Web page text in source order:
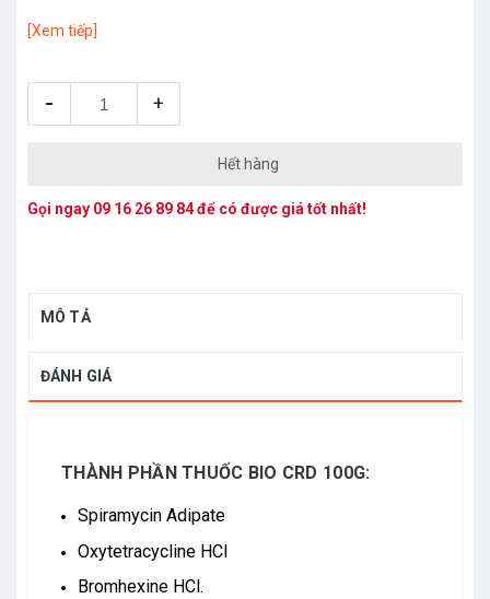
[Xem tiếp]
- +
Hết hàng
Gọi ngay 09 16 26 89 84để có được giá tốt nhất!
MÔ TẢ
ĐÁNH GIÁ
THÀNH PHẦN THUỐC BIO CRD 100G:
Spiramycin Adipate
Oxytetracycline HCl
Bromhexine HCl.